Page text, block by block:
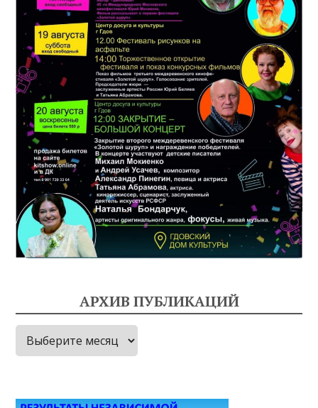
АРХИВ ПУБЛИКАЦИЙ
Архив
публикаций